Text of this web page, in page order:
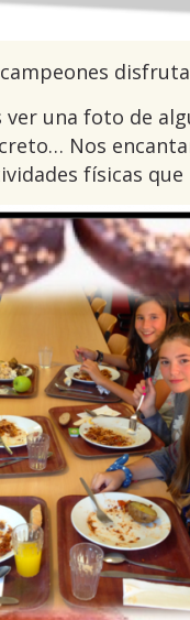
una foto de
Nos
físicas